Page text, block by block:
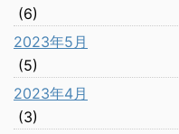
(6)
2023年5月
(5)
2023年4月
(3)